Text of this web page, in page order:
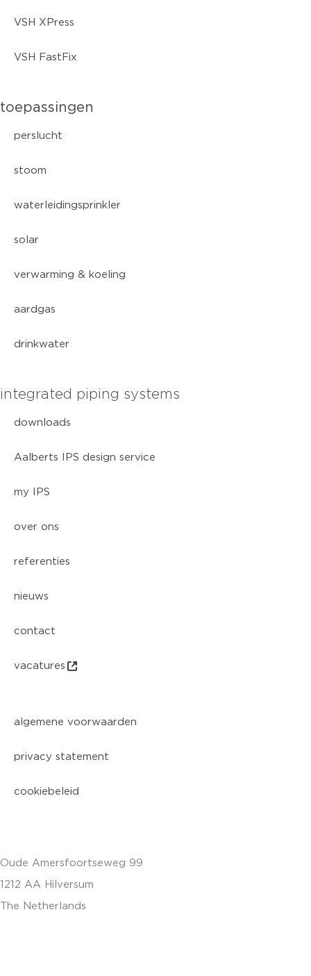
VSH XPress
VSH FastFix
toepassingen
perslucht
stoom
waterleidingsprinkler
solar
verwarming & koeling
aardgas
drinkwater
integrated piping systems
downloads
Aalberts IPS design service
my IPS
over ons
referenties
nieuws
contact
vacatures
algemene voorwaarden
privacy statement
cookiebeleid
Oude Amersfoortseweg 99
1212 AA Hilversum
The Netherlands